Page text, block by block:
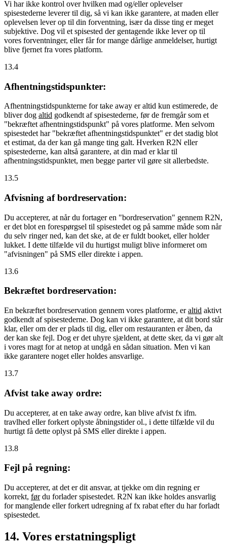
Vi har ikke kontrol over hvilken mad og/eller oplevelser
spisestederne leverer til dig, så vi kan ikke garantere, at maden eller
oplevelsen lever op til din forventning, især da disse ting er meget
subjektive. Dog vil et spisested der gentagende ikke lever op til
vores forventninger, eller får for mange dårlige anmeldelser, hurtigt
blive fjernet fra vores platform.
13.4
Afhentningstidspunkter:
Afhentningstidspunkterne for take away er altid kun estimerede, de
bliver dog altid godkendt af spisestederne, før de fremgår som et
"bekræftet afhentningstidspunkt" på vores platforme. Men selvom
spisestedet har "bekræftet afhentningstidspunktet" er det stadig blot
et estimat, da der kan gå mange ting galt. Hverken R2N eller
spisestederne, kan altså garantere, at din mad er klar til
afhentningstidspunktet, men begge parter vil gøre sit allerbedste.
13.5
Afvisning af bordreservation:
Du accepterer, at når du fortager en "bordreservation" gennem R2N,
er det blot en forespørgsel til spisestedet og på samme måde som når
du selv ringer ned, kan det ske, at de er fuldt booket, eller holder
lukket. I dette tilfælde vil du hurtigst muligt blive informeret om
"afvisningen" på SMS eller direkte i appen.
13.6
Bekræftet bordreservation:
En bekræftet bordreservation gennem vores platforme, eraltid aktivt
godkendt af spisestederne. Dog kan vi ikke garantere, at dit bord står
klar, eller om der er plads til dig, eller om restauranten er åben, da
der kan ske fejl. Dog er det uhyre sjældent, at dette sker, da vi gør alt
i vores magt for at netop at undgå en sådan situation. Men vi kan
ikke garantere noget eller holdes ansvarlige.
13.7
Afvist take away ordre:
Du accepterer, at en take away ordre, kan blive afvist fx ifm.
travlhed eller forkert oplyste åbningstider ol., i dette tilfælde vil du
hurtigt få dette oplyst på SMS eller direkte i appen.
13.8
Fejl på regning:
Du accepterer, at det er dit ansvar, at tjekke om din regning er
korrekt, førdu forlader spisestedet. R2N kan ikke holdes ansvarlig
for manglende eller forkert udregning af fx rabat efter du har forladt
spisestedet.
14. Vores erstatningspligt